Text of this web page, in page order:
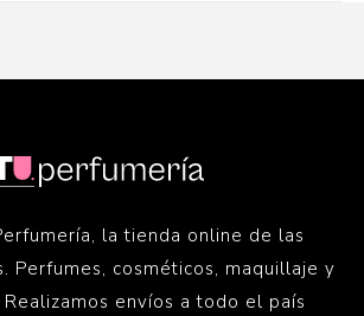
la tienda online de las
Perfumes, cosméticos, maquillaje y
Realizamos envíos a todo el país